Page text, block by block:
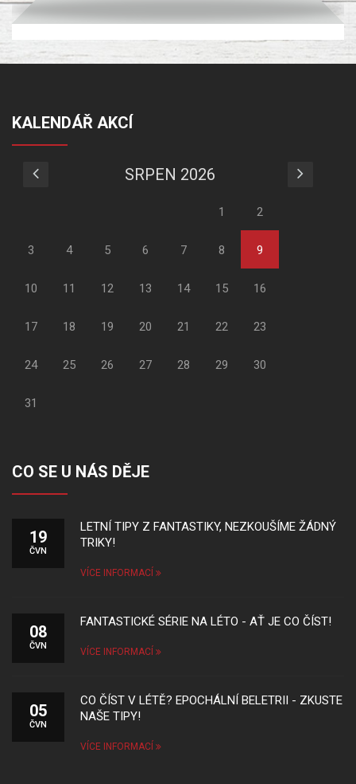
KALENDÁŘ AKCÍ
SRPEN 2026
1 2
3 4 5 6 7 8 9
10 11 12 13 14 15 16
17 18 19 20 21 22 23
24 25 26 27 28 29 30
31
CO SE U NÁS DĚJE
19
ČVN
LETNÍ TIPY Z FANTASTIKY, NEZKOUŠÍME ŽÁDNÝ
TRIKY!
VÍCE INFORMACÍ
08
ČVN
FANTASTICKÉ SÉRIE NA LÉTO - AŤ JE CO ČÍST!
VÍCE INFORMACÍ
05
ČVN
CO ČÍST V LÉTĚ? EPOCHÁLNÍ BELETRII - ZKUSTE
NAŠE TIPY!
VÍCE INFORMACÍ